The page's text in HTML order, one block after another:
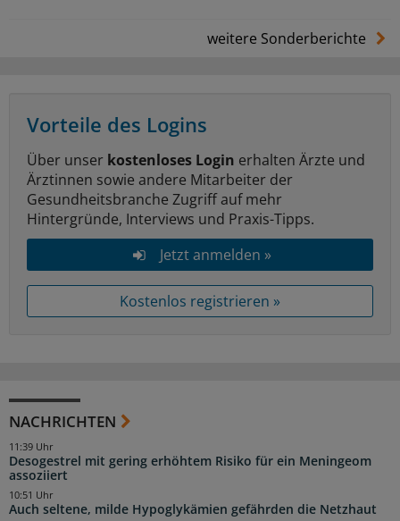
weitere Sonderberichte
Vorteile des Logins
Über unser kostenloses Login erhalten Ärzte und
Ärztinnen sowie andere Mitarbeiter der
Gesundheitsbranche Zugriff auf mehr
Hintergründe, Interviews und Praxis-Tipps.
Jetzt anmelden »
Kostenlos registrieren »
NACHRICHTEN
Desogestrel mit gering erhöhtem Risiko für ein Meningeom
assoziiert
11:39 Uhr
Auch seltene, milde Hypoglykämien gefährden die Netzhaut
10:51 Uhr